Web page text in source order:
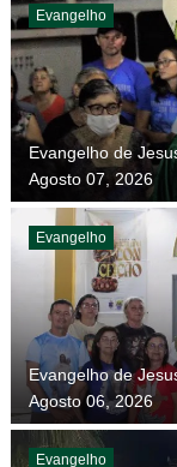
Evangelho
Evangelho de
Agosto 07, 2026
Evangelho
Evangelho de
Agosto 06, 2026
Evangelho